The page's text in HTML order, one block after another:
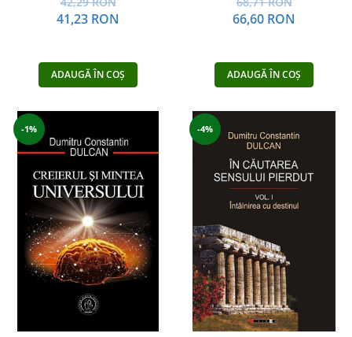
41,23 RON
ADAUGĂ ÎN COȘ
66,60 RON
ADAUGĂ ÎN COȘ
-1% -4%